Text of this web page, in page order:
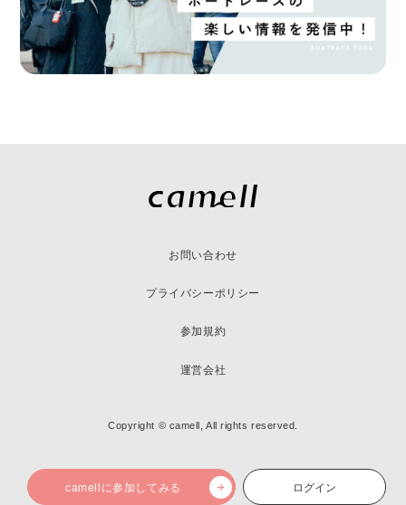
camellに参加してみる ログイン
お問い合わせ
プライバシーポリシー
参加規約
運営会社
Copyright © camell, All rights reserved.